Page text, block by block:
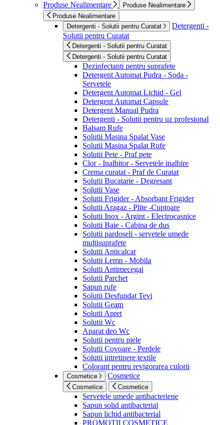
Produse Nealimentare
Produse Nealimentare
Produse Nealimentare
Detergenti - Solutii pentru Curatat
Detergenti -
Solutii pentru Curatat
Detergenti - Solutii pentru Curatat
Detergenti - Solutii pentru Curatat
Dezinfectanti pentru suprafete
Detergent Automat Pudra - Soda -
Servetele
Detergent Automat Lichid - Gel
Detergent Automat Capsule
Detergent Manual Pudra
Detergenti - Solutii pentru uz profesional
Balsam Rufe
Solutii Masina Spalat Vase
Solutii Masina Spalat Rufe
Solutii Pete - Praf pete
Clor - Inalbitor - Servetele inalbire
Crema curatat - Praf de Curatat
Solutii Bucatarie - Degresant
Solutii Vase
Solutii Frigider - Absorbant Frigider
Solutii Aragaz - Plite -Cuptoare
Solutii Inox - Argint - Electrocasnice
Solutii Baie - Cabina de dus
Solutii pardoseli - servetele umede
multisuprafete
Solutii Anticalcar
Solutii Lemn - Mobila
Solutii Antimecegai
Solutii Parchet
Sapun rufe
Solutii Desfundat Tevi
Solutii Geam
Solutii Apret
Solutii Wc
Aparat deo Wc
Solutii pentru piele
Solutii Covoare - Perdele
Solutii intretinere textile
Colorant pentru revigorarea culorii
Cosmetice Cosmetice
Cosmetice Cosmetice
Servetele umede antibacteriene
Sapun solid antibacterial
Sapun lichid antibacterial
PROMOTII COSMETICE